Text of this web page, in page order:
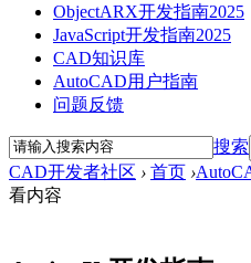
ObjectARX开发指南2025
JavaScript开发指南2025
CAD知识库
AutoCAD用户指南
问题反馈
搜索
CAD开发者社区 › 首页 ›
看内容